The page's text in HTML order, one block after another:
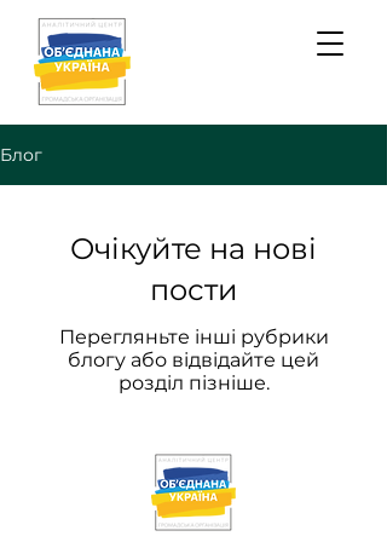
Блог
Очікуйте на нові
пости
Перегляньте інші рубрики
блогу або відвідайте цей
розділ пізніше.